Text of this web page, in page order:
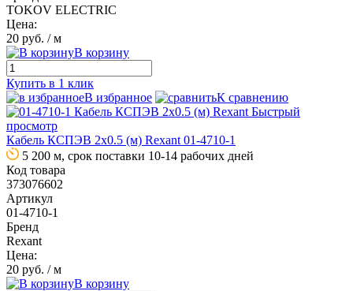
TOKOV ELECTRIC
Цена:
20 руб. / м
В корзину
Купить в 1 клик
В избранное
К сравнению
Быстрый
просмотр
Кабель КСПЭВ 2х0.5 (м) Rexant 01-4710-1
5 200 м, срок поставки 10-14 рабочих дней
Код товара
373076602
Артикул
01-4710-1
Бренд
Rexant
Цена:
20 руб. / м
В корзину